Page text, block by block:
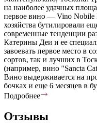
на наиболее удачных
первое вино — Vino
хозяйства бутилировали
современные тенденции
Катерины Деи и ее
завоевать первое место в
сортов, так и лучших в
(например, вино "Sancta
Вино выдерживается на
бочках и еще 6 месяцев в
Подробнее
Отзывы